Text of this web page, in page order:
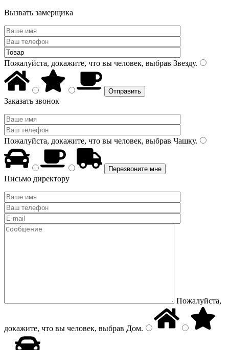
Вызвать замерщика
Пожалуйста, докажите, что вы человек, выбрав Звезду.
Заказать звонок
Пожалуйста, докажите, что вы человек, выбрав Чашку.
Письмо директору
Пожалуйста,
докажите, что вы человек, выбрав Дом.